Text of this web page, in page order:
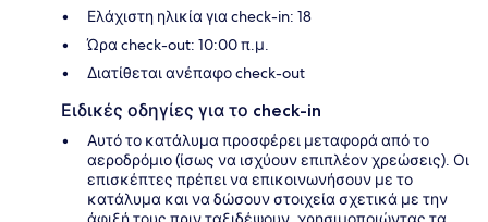
Ελάχιστη ηλικία για check-in: 18
Ώρα check-out: 10:00 π.μ.
Διατίθεται ανέπαφο check-out
Ειδικές οδηγίες για το check-in
Αυτό το κατάλυμα προσφέρει μεταφορά από το
αεροδρόμιο (ίσως να ισχύουν επιπλέον χρεώσεις). Οι
επισκέπτες πρέπει να επικοινωνήσουν με το
κατάλυμα και να δώσουν στοιχεία σχετικά με την